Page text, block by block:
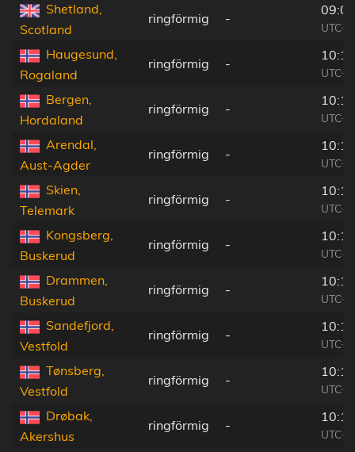
Shetland,
Scotland
ringförmig -
Haugesund,
Rogaland
ringförmig -
Bergen,
Hordaland
ringförmig -
Arendal,
Aust-Agder
ringförmig -
Skien,
Telemark
ringförmig -
Kongsberg,
Buskerud
ringförmig -
Drammen,
Buskerud
ringförmig -
Sandefjord,
Vestfold
ringförmig -
Tønsberg,
Vestfold
ringförmig -
Drøbak,
Akershus
ringförmig -